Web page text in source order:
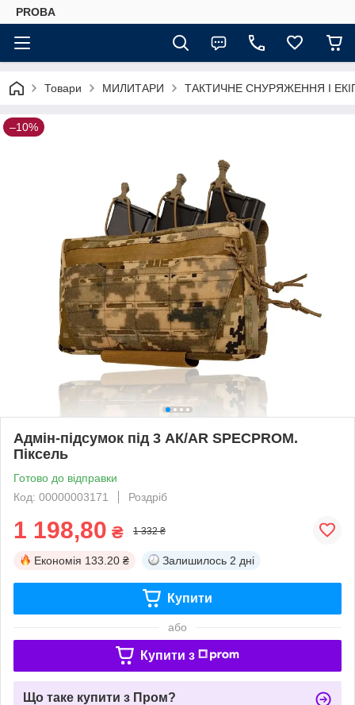
PROBA
Товари МИЛИТАРИ ТАКТИЧНЕ СНУРЯЖЕННЯ І
–10%
Адмін-підсумок під 3 АК/AR SPECPROM.
Піксель
Готово до відправки
Код: 00000003171
Роздріб
1 198,80 ₴ 1 332 ₴
Економія 133.20 ₴ Залишилось 2 дні
Купити
або
Купити з
Що таке купити з Пром?